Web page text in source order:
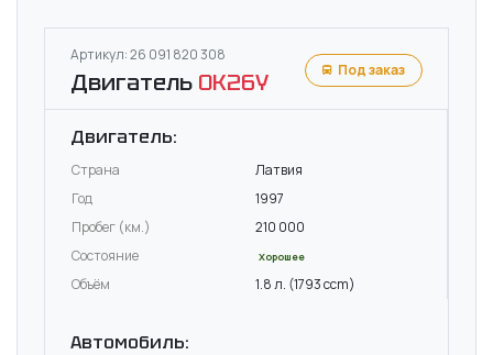
Артикул: 26 091 820 308
Двигатель OK26Y Под заказ
Двигатель:
Страна
Латвия
Год
1997
Пробег (км.)
210 000
Состояние
Хорошее
Объём 1.8 л. (1793 ccm)
Автомобиль: